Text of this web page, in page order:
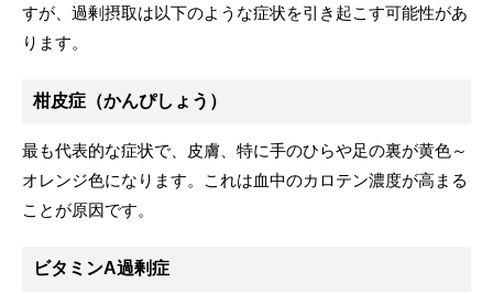
すが、過剰摂取は以下のような症状を引き起こす可能性があ
ります。
柑皮症（かんぴしょう）
最も代表的な症状で、皮膚、特に手のひらや足の裏が黄色～
オレンジ色になります。これは血中のカロテン濃度が高まる
ことが原因です。
ビタミンA過剰症